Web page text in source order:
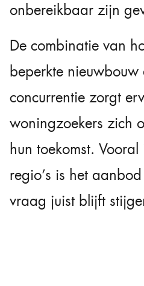
onbereikbaar zijn
De combinatie van
beperkte nieuwbouw
concurrentie zorgt
woningzoekers zich
hun toekomst.
regio’s is het
vraag juist blijft